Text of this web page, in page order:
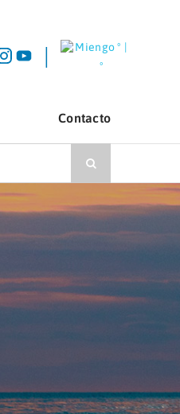
Miengoº |
º
|
Contacto